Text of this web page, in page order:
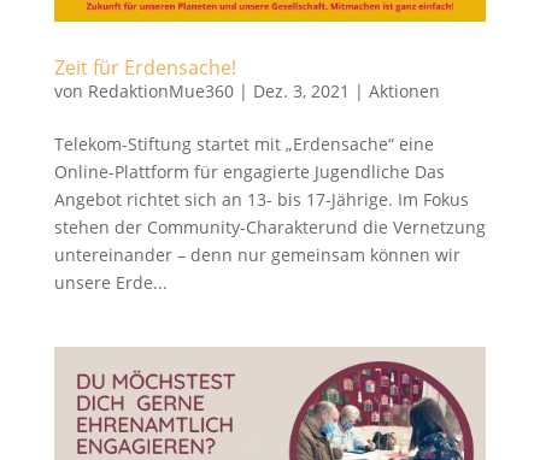
Zeit für Erdensache!
von RedaktionMue360| Dez. 3, 2021 | Aktionen
Telekom-Stiftung startet mit „Erdensache“ eine
Online-Plattform für engagierte Jugendliche Das
Angebot richtet sich an 13- bis 17-Jährige. Im Fokus
stehen der Community-Charakterund die Vernetzung
untereinander – denn nur gemeinsam können wir
unsere Erde...